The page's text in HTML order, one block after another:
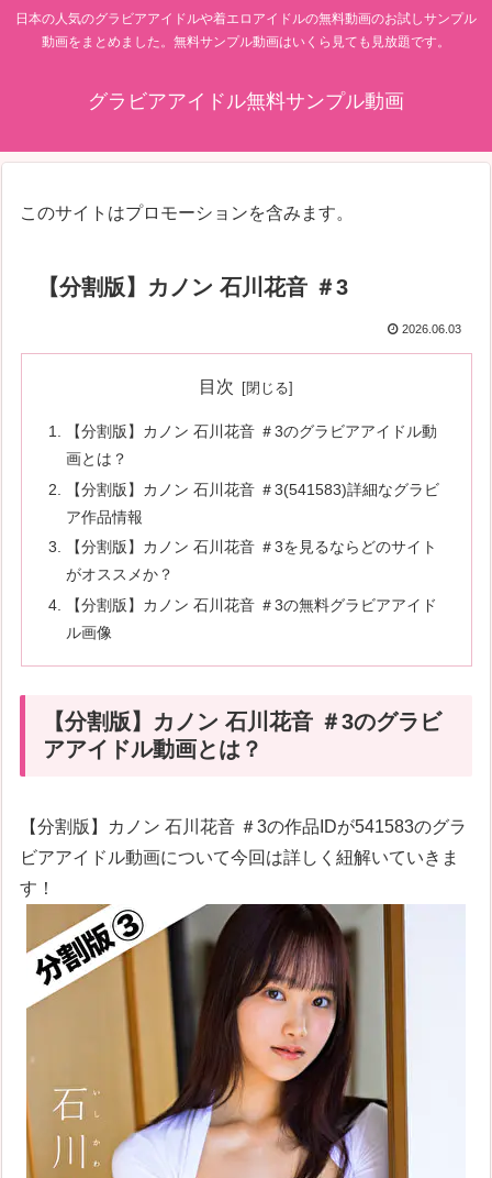
日本の人気のグラビアアイドルや着エロアイドルの無料動画のお試しサンプル
動画をまとめました。無料サンプル動画はいくら見ても見放題です。
グラビアアイドル無料サンプル動画
このサイトはプロモーションを含みます。
【分割版】カノン 石川花音 ＃3
2026.06.03
目次
【分割版】カノン 石川花音 ＃3のグラビアアイドル動
画とは？
【分割版】カノン 石川花音 ＃3(541583)詳細なグラビ
ア作品情報
【分割版】カノン 石川花音 ＃3を見るならどのサイト
がオススメか？
【分割版】カノン 石川花音 ＃3の無料グラビアアイド
ル画像
【分割版】カノン 石川花音 ＃3のグラビ
アアイドル動画とは？
【分割版】カノン 石川花音 ＃3の作品IDが541583のグラ
ビアアイドル動画について今回は詳しく紐解いていきま
す！